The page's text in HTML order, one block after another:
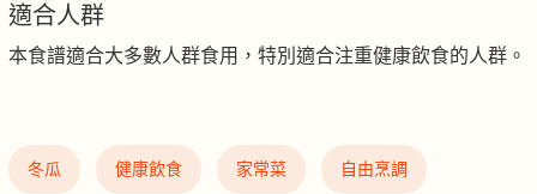
適合人群
本食譜適合大多數人群食用，特別適合注重健康飲食的人群。
冬瓜 健康飲食 家常菜 自由烹調